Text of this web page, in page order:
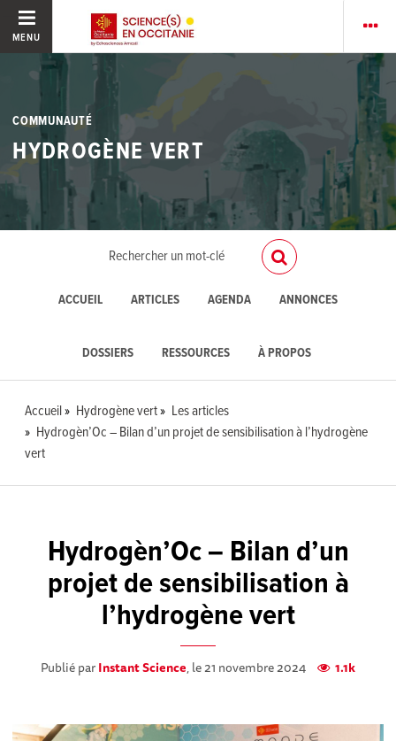
MENU
COMMUNAUTÉ
HYDROGÈNE VERT
ACCUEIL ARTICLES AGENDA ANNONCES
DOSSIERS RESSOURCES À PROPOS
Accueil Hydrogène vert
Les articles
Hydrogèn’Oc – Bilan d’un projet de sensibilisation à l’hydrogène
vert
Hydrogèn’Oc – Bilan d’un
projet de sensibilisation à
l’hydrogène vert
Publié parInstant Science, le 21 novembre 2024 1.1k